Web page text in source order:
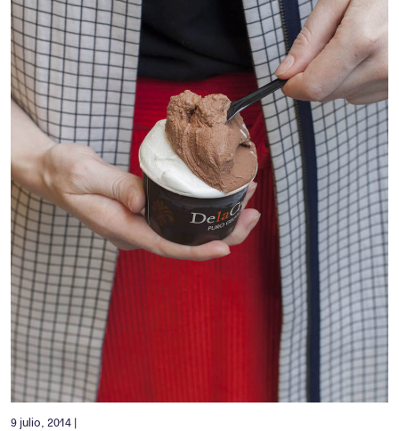
9 julio, 2014 |